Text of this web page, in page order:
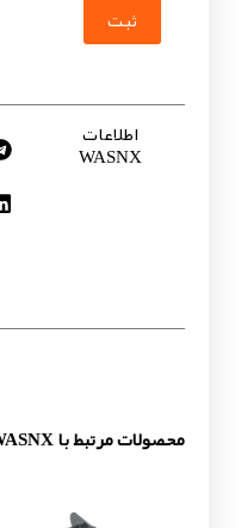
ثبت
اطلاعات
WASNX
محصولات مرتبط با WASNX